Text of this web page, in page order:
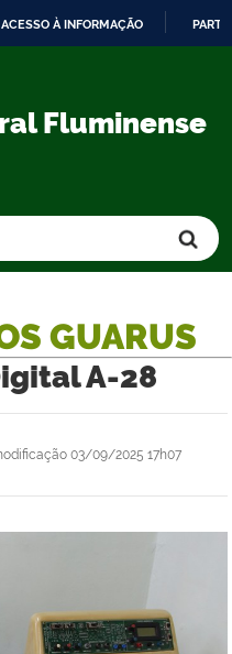
ACESSO À INFORMAÇÃO
Fluminense
GUARUS
A-28
03/09/2025 17h07